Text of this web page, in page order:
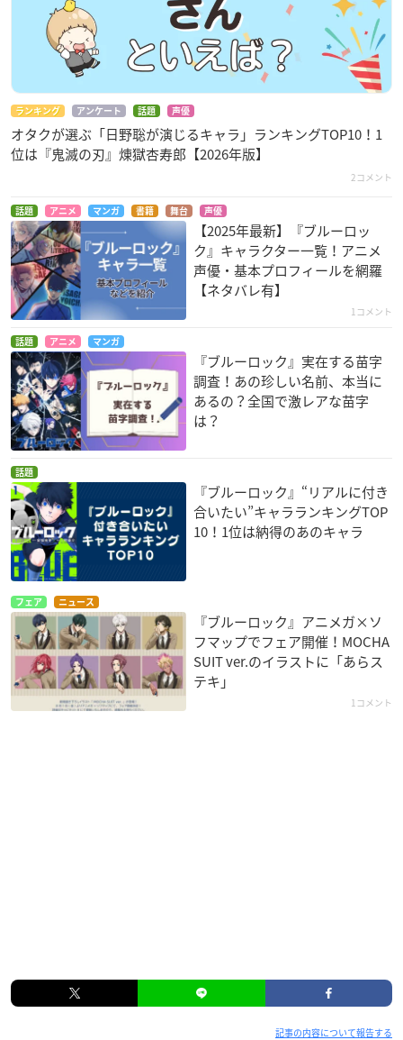
ランキング アンケート 話題 声優
オタクが選ぶ「日野聡が演じるキャラ」ランキングTOP10！1
位は『鬼滅の刃』煉󠄁獄杏寿郎【2026年版】
2コメント
話題 アニメ マンガ 書籍 舞台 声優
【2025年最新】『ブルーロッ
ク』キャラクター一覧！アニメ
声優・基本プロフィールを網羅
【ネタバレ有】
1コメント
話題 アニメ マンガ
『ブルーロック』実在する苗字
調査！あの珍しい名前、本当に
あるの？全国で激レアな苗字
は？
話題
『ブルーロック』“リアルに付き
合いたい”キャラランキングTOP
10！1位は納得のあのキャラ
フェア ニュース
『ブルーロック』アニメガ×ソ
フマップでフェア開催！MOCHA
SUIT ver.のイラストに「あらス
テキ」
1コメント
記事の内容について報告する